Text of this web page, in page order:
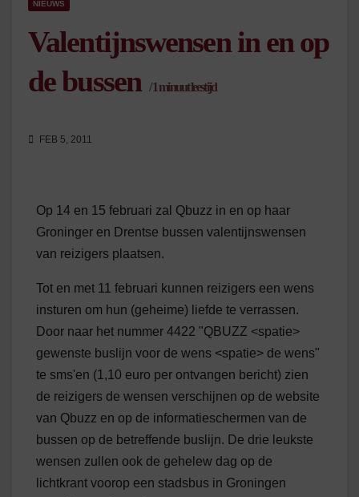
NIEUWS
Valentijnswensen in en op
de bussen /1 minuut leestijd
FEB 5, 2011
Op 14 en 15 februari zal Qbuzz in en op haar
Groninger en Drentse bussen valentijnswensen
van reizigers plaatsen.
Tot en met 11 februari kunnen reizigers een wens
insturen om hun (geheime) liefde te verrassen.
Door naar het nummer 4422 "QBUZZ <spatie>
gewenste buslijn voor de wens <spatie> de wens"
te sms'en (1,10 euro per ontvangen bericht) zien
de reizigers de wensen verschijnen op de website
van Qbuzz en op de informatieschermen van de
bussen op de betreffende buslijn. De drie leukste
wensen zullen ook de gehelew dag op de
lichtkrant voorop een stadsbus in Groningen